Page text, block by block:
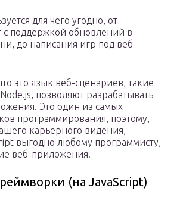
для чего угодно, от
с поддержкой обновлений в
до написания игр под веб-
это язык веб-сценариев, такие
позволяют разрабатывать
Это один из самых
программирования, поэтому,
карьерного видения,
выгодно любому программисту,
веб-приложения.
(на JavaScript)